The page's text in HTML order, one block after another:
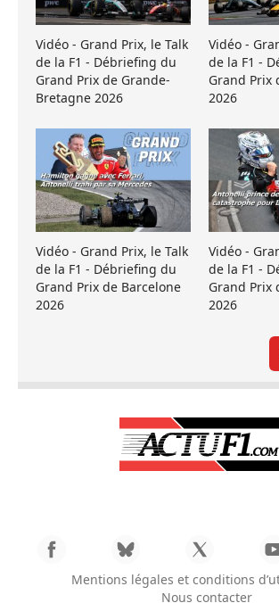
Vidéo - Grand Prix, le Talk
de la F1 - Débriefing du
Grand Prix de Grande-
Bretagne 2026
Vidéo -
de la F1 -
Grand Prix
2026
Vidéo - Grand Prix, le Talk
de la F1 - Débriefing du
Grand Prix de Barcelone
2026
Vidéo -
de la F1 -
Grand Prix
2026
Mentions légales et conditions
Nous contacter